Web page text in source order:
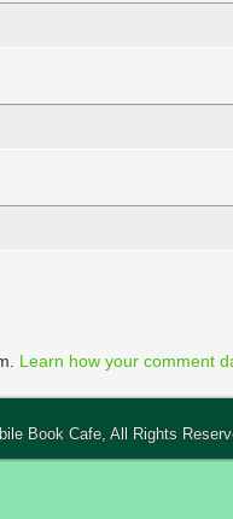
Learn how your comment
Book Cafe, All Rights